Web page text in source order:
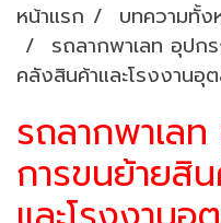
หน้าแรก บทความทั้ง
รถลากพาเลท อุปก
คลังสินค้าและโรงงานอุ
รถลากพาเล
การขนย้ายสิ